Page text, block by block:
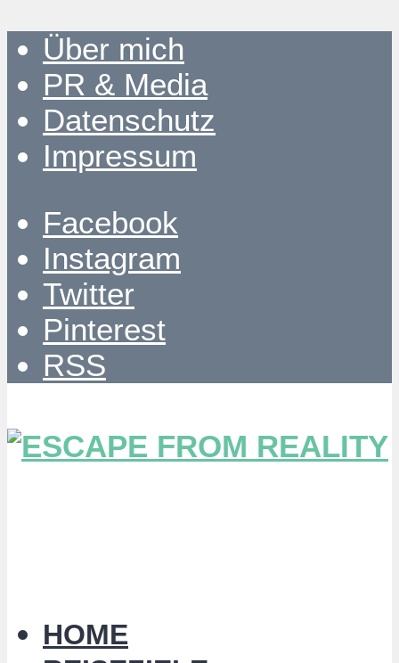
Über mich
PR & Media
Datenschutz
Impressum
Facebook
Instagram
Twitter
Pinterest
RSS
HOME